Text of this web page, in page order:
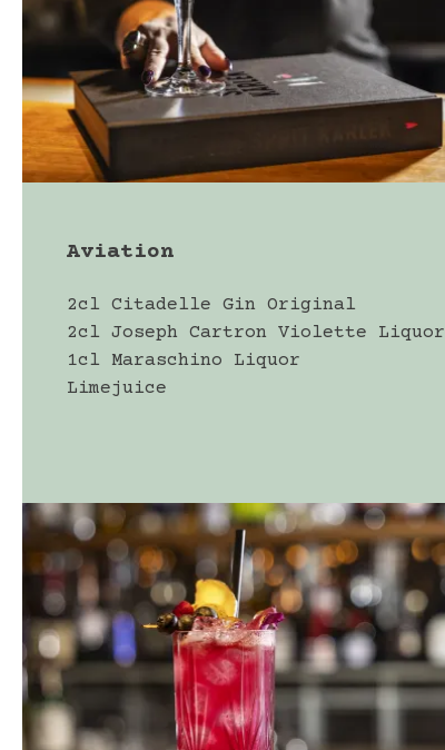
Aviation
2cl Citadelle Gin Original
2cl Joseph Cartron Violette Liquor
1cl Maraschino Liquor
Limejuice